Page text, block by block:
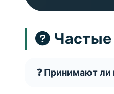
Частые
❓ Принимают